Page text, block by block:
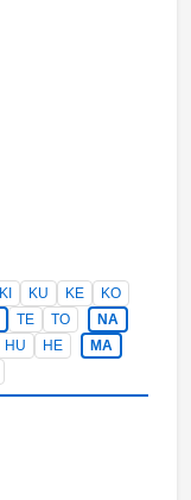
KI KU KE
KO
TE TO
NA
HU HE
MA